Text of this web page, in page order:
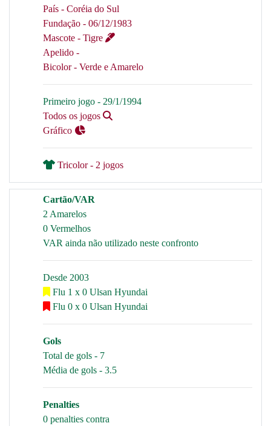
País - Coréia do Sul
Fundação - 06/12/1983
Mascote - Tigre
Apelido -
Bicolor - Verde e Amarelo
Primeiro jogo - 29/1/1994
Todos os jogos
Gráfico
Tricolor - 2 jogos
Cartão/VAR
2 Amarelos
0 Vermelhos
VAR ainda não utilizado neste confronto
Desde 2003
Flu 1 x 0 Ulsan Hyundai
Flu 0 x 0 Ulsan Hyundai
Gols
Total de gols - 7
Média de gols - 3.5
Penalties
0 penalties contra